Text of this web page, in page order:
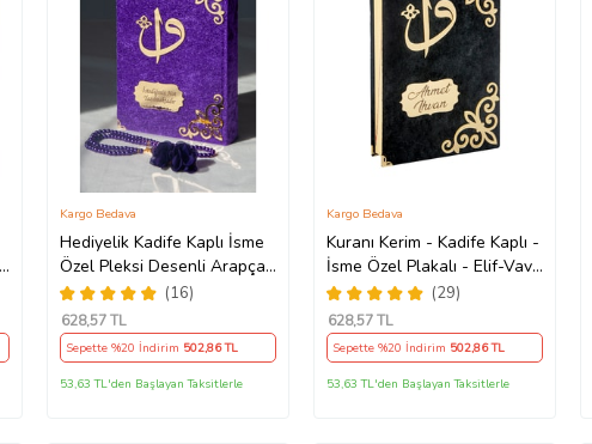
Hediyelik Kadife Kaplı İsme
Özel Pleksi Desenli Arapça
Orta Boy Kuranı Kerim Mor
(16)
Kargo Bedava
628,57 TL
Sepette %20 İndirim 502,86 TL
53,63 TL'den Başlayan Taksitlerle
Kuranı Kerim - Kadife Kaplı -
İsme Özel Plakalı - Elif-Vav
Harfli - Sade Arapça - Orta
Boy
(29)
Kargo Bedava
628,57 TL
Sepette %20 İndirim 502,86 TL
53,63 TL'den Başlayan Taksitlerle